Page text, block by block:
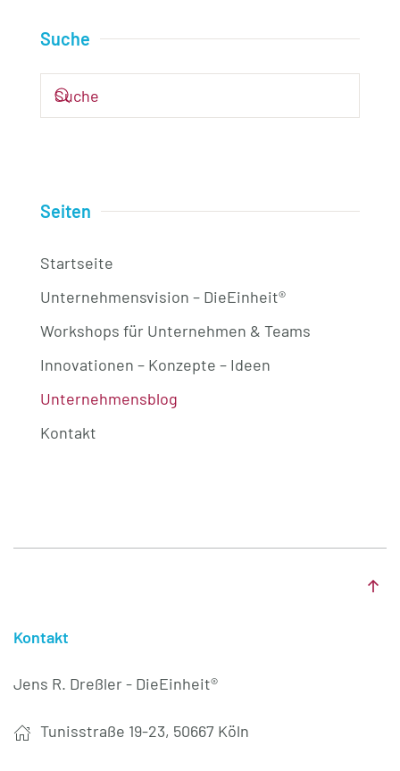
Suche
Seiten
Startseite
Unternehmensvision – DieEinheit®
Workshops für Unternehmen & Teams
Innovationen – Konzepte – Ideen
Unternehmensblog
Kontakt
Kontakt
Jens R. Dreßler - DieEinheit®
Tunisstraße 19-23, 50667 Köln